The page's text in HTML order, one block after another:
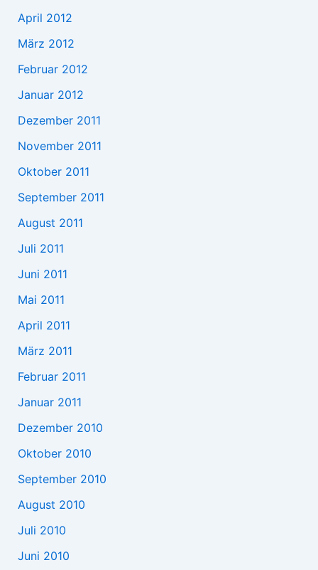
April 2012
März 2012
Februar 2012
Januar 2012
Dezember 2011
November 2011
Oktober 2011
September 2011
August 2011
Juli 2011
Juni 2011
Mai 2011
April 2011
März 2011
Februar 2011
Januar 2011
Dezember 2010
Oktober 2010
September 2010
August 2010
Juli 2010
Juni 2010